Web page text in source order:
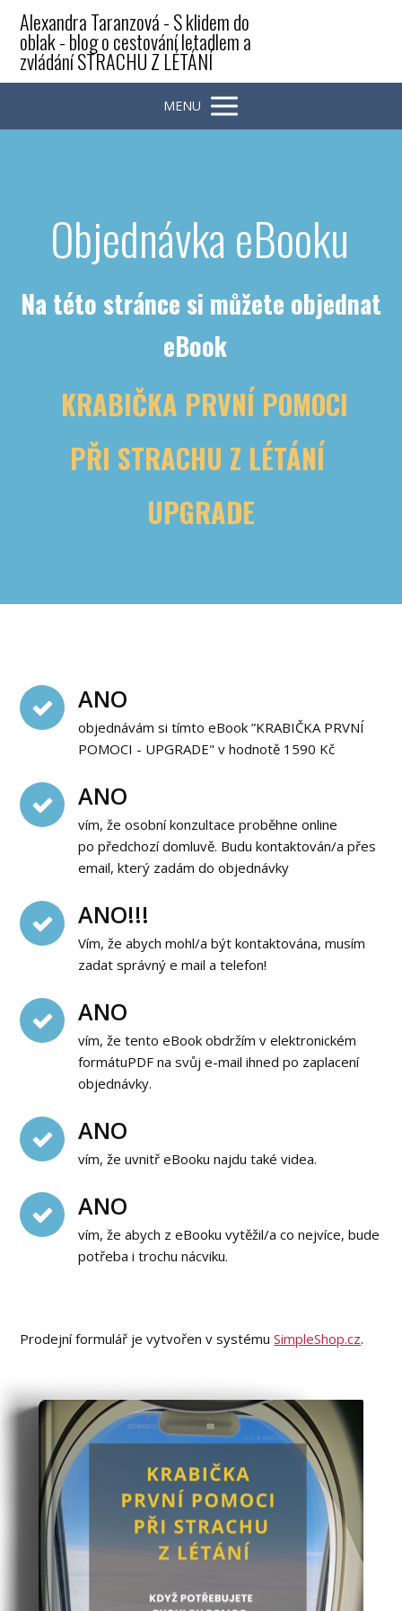
Alexandra Taranzová - S klidem do
oblak - blog o cestování letadlem a
zvládání STRACHU Z LÉTÁNÍ
MENU
Objednávka eBooku
Na této stránce si můžete objednat
eBook
KRABIČKA PRVNÍ POMOCI
PŘI STRACHU Z LÉTÁNÍ
UPGRADE
ANO
objednávám si tímto eBook ”KRABIČKA PRVNÍ
POMOCI - UPGRADE" v hodnotě 1590 Kč
ANO
vím, že osobní konzultace proběhne online
po předchozí domluvě. Budu kontaktován/a přes
email, který zadám do objednávky
ANO!!!
Vím, že abych mohl/a být kontaktována, musím
zadat správný e mail a telefon!
ANO
vím, že tento eBook obdržím v elektronickém
formátuPDF na svůj e-mail ihned po zaplacení
objednávky.
ANO
vím, že uvnitř eBooku najdu také videa.
ANO
vím, že abych z eBooku vytěžil/a co nejvíce, bude
potřeba i trochu nácviku.
Prodejní formulář je vytvořen v systémuSimpleShop.cz.